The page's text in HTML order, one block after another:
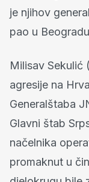
je njihov
pao u
Milisav Sekulić
agresije na
Generalštaba
Glavni štab
načelnika
promaknut u